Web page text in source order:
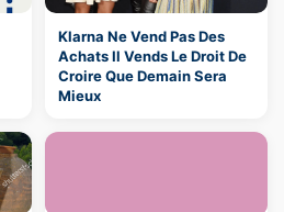
Klarna Ne Vend Pas Des
Achats Il Vends Le Droit De
Croire Que Demain Sera
Mieux